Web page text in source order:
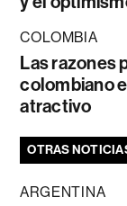
COLOMBIA
Las razones
colombiano
atractivo
OTRAS
ARGENTINA